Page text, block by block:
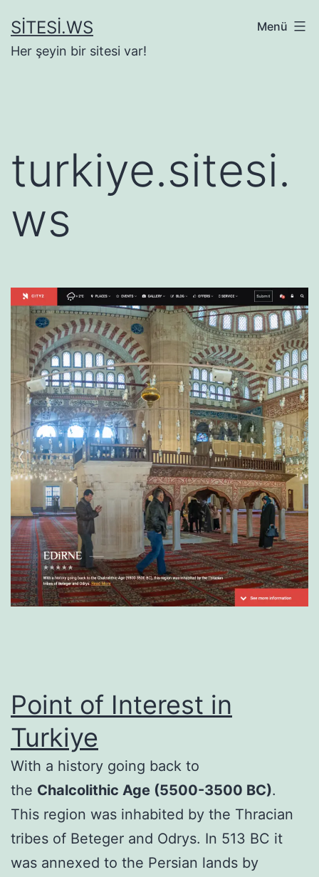
geçSITESI.WS
Her şeyin bir sitesi var!
Menü
turkiye.sitesi.
ws
Point of Interest in
Turkiye
With a history going back to
the Chalcolithic Age (5500-3500 BC).
This region was inhabited by the Thracian
tribes of Beteger and Odrys. In 513 BC it
was annexed to the Persian lands by